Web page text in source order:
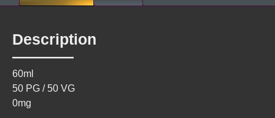
Description
60ml
50 PG / 50 VG
0mg